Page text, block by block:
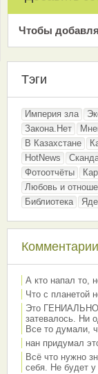
Чтобы
Тэги
Империя зла
Закона.Нет
В Казахстане
HotNews
Фотоотчёты
Любовь и
Библиотека
А кто напал то,
Что с планетой
Это ГЕНИАЛЬНО
затевалось. Ни
Все то думали,
нан придумал
Всё что нужно
себя. Не будет у